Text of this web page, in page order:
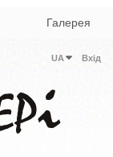
Галерея
Вхід
UA